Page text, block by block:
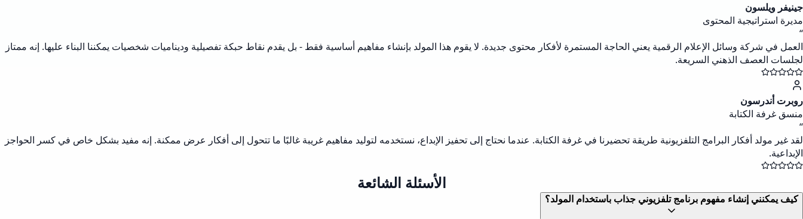
جينيفر ويلسون
مديرة استراتيجية المحتوى
“
العمل في شركة وسائل الإعلام الرقمية يعني الحاجة المستمرة لأفكار محتوى جديدة. لا يقوم هذا المولد بإنشاء مفاهيم أساسية فقط - بل يقدم نقاط حبكة تفصيلية وديناميات شخصيات يمكننا البناء عليها. إنه ممتاز
لجلسات العصف الذهني السريعة.
روبرت أندرسون
منسق غرفة الكتابة
“
لقد غير مولد أفكار البرامج التلفزيونية طريقة تحضيرنا في غرفة الكتابة. عندما نحتاج إلى تحفيز الإبداع، نستخدمه لتوليد مفاهيم غريبة غالبًا ما تتحول إلى أفكار عرض ممكنة. إنه مفيد بشكل خاص في كسر الحواجز
الإبداعية.
الأسئلة الشائعة
كيف يمكنني إنشاء مفهوم برنامج تلفزيوني جذاب باستخدام المولد؟